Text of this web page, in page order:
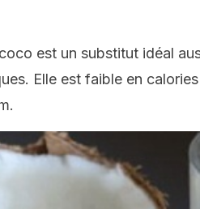
est un substitut idéal
Elle est faible en